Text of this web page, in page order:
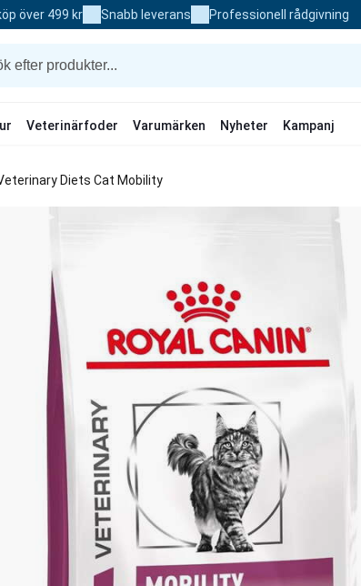
över 499 kr Snabb leverans Professionell rådgivning
Veterinärfoder Varumärken Nyheter Kampanj
Diets Cat Mobility